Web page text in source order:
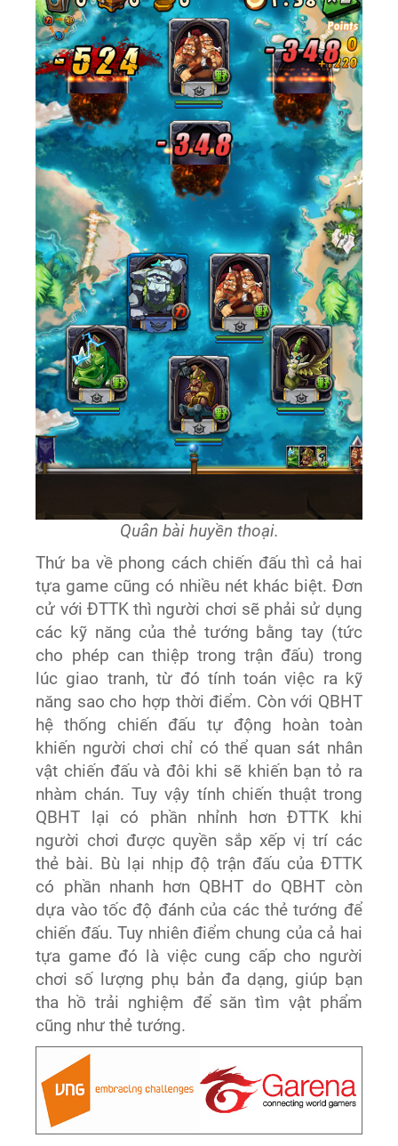
Quân bài huyền thoại.
Thứ ba về phong cách chiến đấu thì cả hai
tựa game cũng có nhiều nét khác biệt. Đơn
cử với ĐTTK thì người chơi sẽ phải sử dụng
các kỹ năng của thẻ tướng bằng tay (tức
cho phép can thiệp trong trận đấu) trong
lúc giao tranh, từ đó tính toán việc ra kỹ
năng sao cho hợp thời điểm. Còn với QBHT
hệ thống chiến đấu tự động hoàn toàn
khiến người chơi chỉ có thể quan sát nhân
vật chiến đấu và đôi khi sẽ khiến bạn tỏ ra
nhàm chán. Tuy vậy tính chiến thuật trong
QBHT lại có phần nhỉnh hơn ĐTTK khi
người chơi được quyền sắp xếp vị trí các
thẻ bài. Bù lại nhịp độ trận đấu của ĐTTK
có phần nhanh hơn QBHT do QBHT còn
dựa vào tốc độ đánh của các thẻ tướng để
chiến đấu. Tuy nhiên điểm chung của cả hai
tựa game đó là việc cung cấp cho người
chơi số lượng phụ bản đa dạng, giúp bạn
tha hồ trải nghiệm để săn tìm vật phẩm
cũng như thẻ tướng.